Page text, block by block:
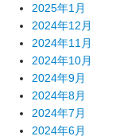
2025年1月
2024年12月
2024年11月
2024年10月
2024年9月
2024年8月
2024年7月
2024年6月